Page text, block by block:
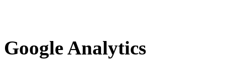
Google Analytics